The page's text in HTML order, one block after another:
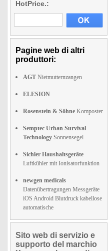
HotPrice.:
Pagine web di altri
produttori:
AGT Nietmutternzangen
ELESION
Rosenstein & Söhne Komposter
Semptec Urban Survival
Technology Sonnensegel
Sichler Haushaltsgeräte
Luftkühler mit Ionisatorfunktion
newgen medicals
Datenübertragungen Messgeräte
iOS Android Blutdruck kabellose
automatische
Sito web di servizio e
supporto del marchio